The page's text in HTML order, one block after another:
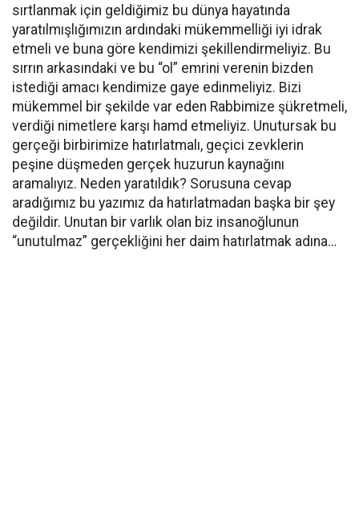
sırtlanmak için geldiğimiz bu dünya hayatında
yaratılmışlığımızın ardındaki mükemmelliği iyi idrak
etmeli ve buna göre kendimizi şekillendirmeliyiz. Bu
sırrın arkasındaki ve bu “ol” emrini verenin bizden
istediği amacı kendimize gaye edinmeliyiz. Bizi
mükemmel bir şekilde var eden Rabbimize şükretmeli,
verdiği nimetlere karşı hamd etmeliyiz. Unutursak bu
gerçeği birbirimize hatırlatmalı, geçici zevklerin
peşine düşmeden gerçek huzurun kaynağını
aramalıyız. Neden yaratıldık? Sorusuna cevap
aradığımız bu yazımız da hatırlatmadan başka bir şey
değildir. Unutan bir varlık olan biz insanoğlunun
“unutulmaz” gerçekliğini her daim hatırlatmak adına…